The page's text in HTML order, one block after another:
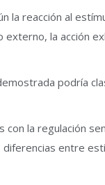
la reacción al
la acción
podría
la regulación
entre